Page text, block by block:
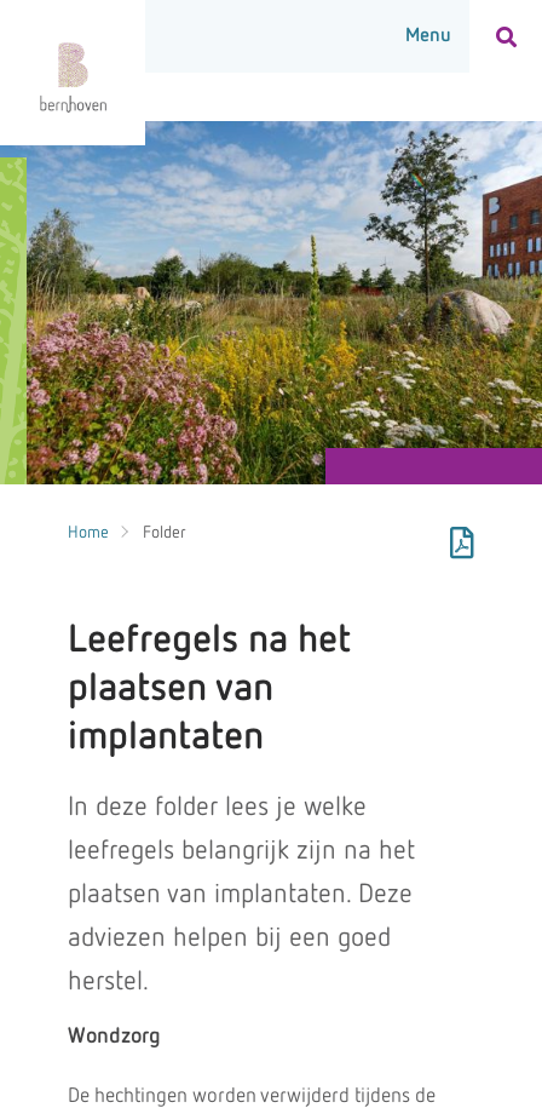
Home Folder
Leefregels na het
plaatsen van
implantaten
In deze folder lees je welke
leefregels belangrijk zijn na het
plaatsen van implantaten. Deze
adviezen helpen bij een goed
herstel.
Wondzorg
De hechtingen worden verwijderd tijdens de